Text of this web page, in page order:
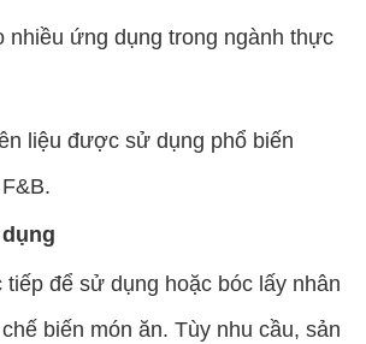
nhiều ứng dụng trong ngành thực
liệu được sử dụng phổ biến
tiếp để sử dụng hoặc bóc lấy nhân
biến món ăn. Tùy nhu cầu, sản